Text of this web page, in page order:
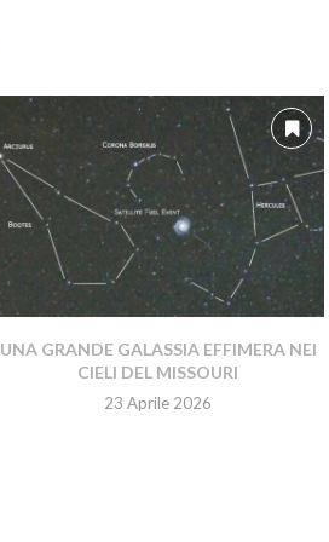
UNA GRANDE GALASSIA EFFIMERA NEI
CIELI DEL MISSOURI
23 Aprile 2026